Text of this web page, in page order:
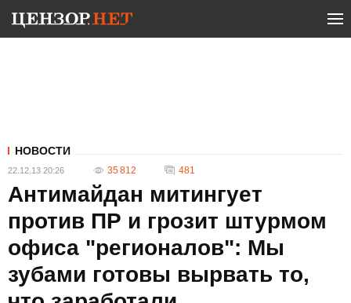
НОВОСТИ
22.12.13 20:26 35 812 481
Антимайдан митингует
против ПР и грозит штурмом
офиса "регионалов": Мы
зубами готовы вырвать то,